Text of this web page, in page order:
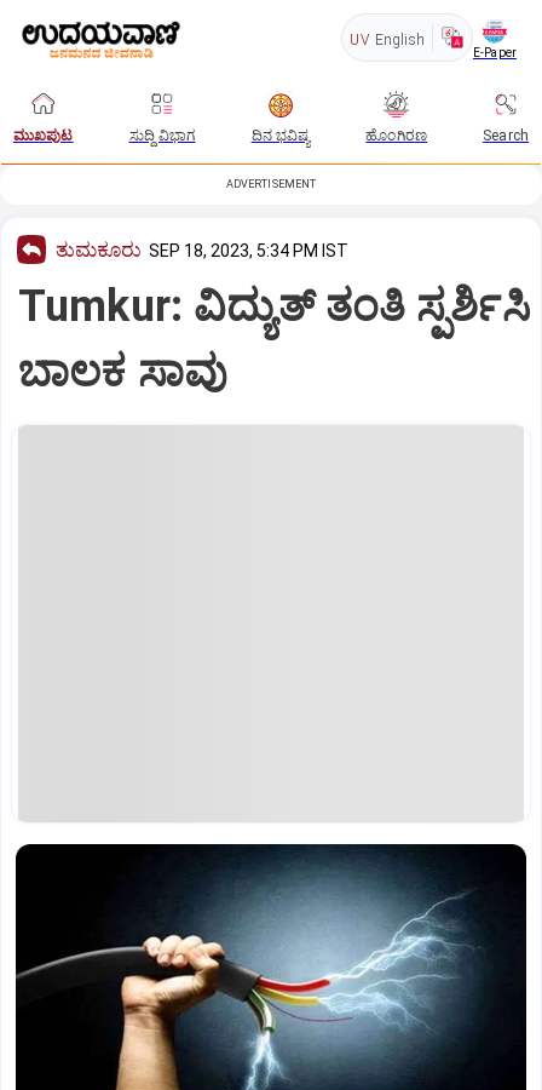
UV English
E-Paper
ಮುಖಪುಟ ಸುದ್ದಿ ವಿಭಾಗ ದಿನ ಭವಿಷ್ಯ ಹೊಂಗಿರಣ Search
ADVERTISEMENT
ತುಮಕೂರು SEP 18, 2023, 5:34 PM IST
Tumkur: ವಿದ್ಯುತ್‌ ತಂತಿ ಸ್ಪರ್ಶಿಸಿ
ಬಾಲಕ ಸಾವು